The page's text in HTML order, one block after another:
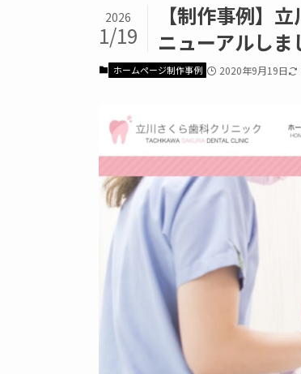
【制作事例】
ニューアルしま
2026
1/19
ホームページ制作事例 2020年9月19日